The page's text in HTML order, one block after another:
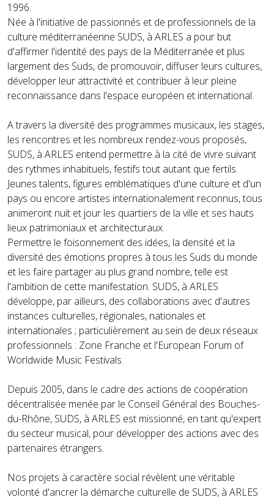
1996.
Née à l'initiative de passionnés et de professionnels de la
culture méditerranéenne SUDS, à ARLES a pour but
d'affirmer l'identité des pays de la Méditerranée et plus
largement des Suds, de promouvoir, diffuser leurs cultures,
développer leur attractivité et contribuer à leur pleine
reconnaissance dans l'espace européen et international.
A travers la diversité des programmes musicaux, les stages,
les rencontres et les nombreux rendez-vous proposés,
SUDS, à ARLES entend permettre à la cité de vivre suivant
des rythmes inhabituels, festifs tout autant que fertils.
Jeunes talents, figures emblématiques d'une culture et d'un
pays ou encore artistes internationalement reconnus, tous
animeront nuit et jour les quartiers de la ville et ses hauts
lieux patrimoniaux et architecturaux.
Permettre le foisonnement des idées, la densité et la
diversité des émotions propres à tous les Suds du monde
et les faire partager au plus grand nombre, telle est
l'ambition de cette manifestation. SUDS, à ARLES
développe, par ailleurs, des collaborations avec d'autres
instances culturelles, régionales, nationales et
internationales ; particulièrement au sein de deux réseaux
professionnels : Zone Franche et l'European Forum of
Worldwide Music Festivals.
Depuis 2005, dans le cadre des actions de coopération
décentralisée menée par le Conseil Général des Bouches-
du-Rhône, SUDS, à ARLES est missionné, en tant qu'expert
du secteur musical, pour développer des actions avec des
partenaires étrangers.
Nos projets à caractère social révèlent une véritable
volonté d'ancrer la démarche culturelle de SUDS, à ARLES